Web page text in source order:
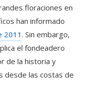
floraciones en
han informado
2011. Sin embargo,
el fondeadero
de la historia y
desde las costas de